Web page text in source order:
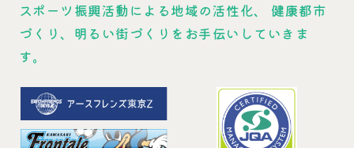
スポーツ振興活動による地域の活性化、
健康都市
づくり、明るい街づくりをお手伝いしていきま
す。